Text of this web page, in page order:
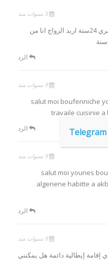
3 سنوات منذ
انا اسمي ايوب عمري 24ستة اريد الزواج انا من
الرد
9 سنوات منذ
salut moi boufenniche
travaile cuisinie a
الرد
9 سنوات منذ
salut moi younes
algeriene habitte a
الرد
9 سنوات منذ
إقامة إيطالية دائمة هل يمكنني
Telegram